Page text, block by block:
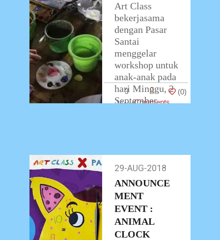
Art Class
bekerjasama
dengan Pasar
Santai
menggelar
workshop untuk
anak-anak pada
hari Minggu, 2
September
adalah
…
3
0
Comments
(0)
29-
Aug-
2018
29-AUG-2018
ANNOUNCE
MENT
EVENT :
ANIMAL
CLOCK